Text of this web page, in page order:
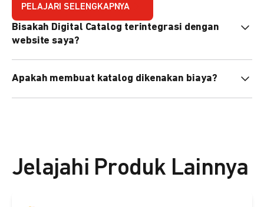
PELAJARI SELENGKAPNYA
Bisakah Digital Catalog terintegrasi dengan
website saya?
atau menyematkan QR code di website Anda.
Apakah membuat katalog dikenakan biaya?
Jelajahi Produk Lainnya